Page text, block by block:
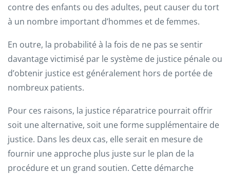
contre des enfants ou des adultes, peut causer du tort
à un nombre important d’hommes et de femmes.
En outre, la probabilité à la fois de ne pas se sentir
davantage victimisé par le système de justice pénale ou
d’obtenir justice est généralement hors de portée de
nombreux patients.
Pour ces raisons, la justice réparatrice pourrait offrir
soit une alternative, soit une forme supplémentaire de
justice. Dans les deux cas, elle serait en mesure de
fournir une approche plus juste sur le plan de la
procédure et un grand soutien. Cette démarche